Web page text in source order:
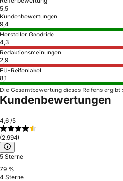
5,5
Kundenbewertungen
9,4
Hersteller Goodride
4,3
Redaktionsmeinungen
2,9
EU-Reifenlabel
8,1
Die Gesamtbewertung dieses Reifens
Kundenbewertungen
4,6 /5
(2.994)
5 Sterne
79 %
4 Sterne